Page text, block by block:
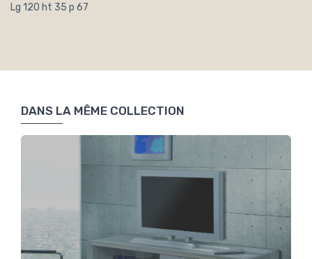
Lg 120 ht 35 p 67
DANS LA MÊME COLLECTION